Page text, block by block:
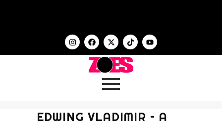
EDWING VLADIMIR – A